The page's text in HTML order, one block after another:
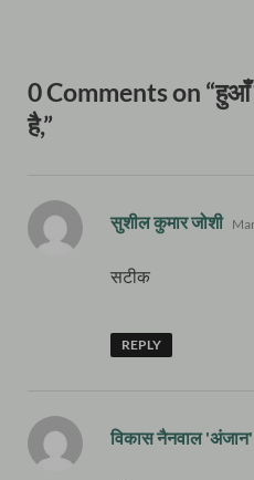
0 Comments on “हुआँ
है,”
सुशील कुमार जोशी
सटीक
REPLY
विकास नैनवाल 'अंजान'